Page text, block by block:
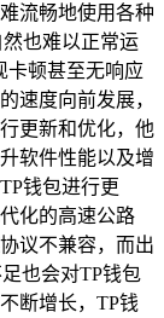
流畅地使用各种
也难以正常运
卡顿甚至无响应
速度向前发展，
更新和优化，他
软件性能以及增
钱包进行更
化的高速公路
议不兼容，而出
也会对TP钱包
断增长，TP钱